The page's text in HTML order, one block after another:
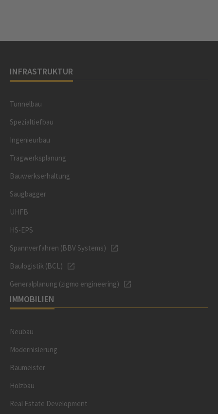
INFRASTRUKTUR
Tunnelbau
Spezialtiefbau
Ingenieurbau
Tragwerksplanung
Bauwerkserhaltung
Saugbagger
UHFB
HS-EPS
Spannverfahren (BBV Systems)
Baulogistik (BCL)
Generalplanung (zigmo engineering)
IMMOBILIEN
Neubau
Modernisierung
Baumeister
Holzbau
Real Estate Development